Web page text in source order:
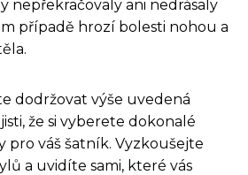
nepřekračovaly ani nedrásaly
případě hrozí bolesti nohou a
dodržovat výše uvedená
že si vyberete dokonalé
pro váš šatník. Vyzkoušejte
a uvidíte sami, které vás